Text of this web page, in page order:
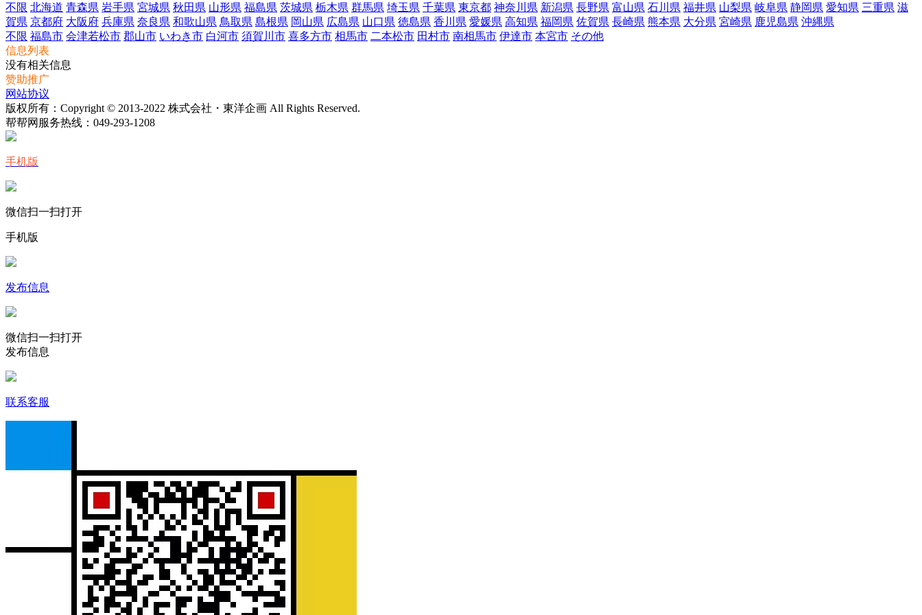
不限 北海道 青森県 岩手県 宮城県 秋田県 山形県 福島県 茨城県 栃木県 群馬県 埼玉県 千葉県 東京都 神奈川県 新潟県 長野県 富山県 石川県 福井県 山梨県 岐阜県 静岡県 愛知県 三重県 滋
賀県 京都府 大阪府 兵庫県 奈良県 和歌山県 鳥取県 島根県 岡山県 広島県 山口県 徳島県 香川県 愛媛県 高知県 福岡県 佐賀県 長崎県 熊本県 大分県 宮崎県 鹿児島県 沖縄県
不限 福島市 会津若松市 郡山市 いわき市 白河市 須賀川市 喜多方市 相馬市 二本松市 田村市 南相馬市 伊達市 本宮市 その他
信息列表
没有相关信息
赞助推广
网站协议
版权所有：Copyright © 2013-2022 株式会社・東洋企画 All Rights Reserved.
帮帮网服务热线： 049-293-1208
手机版
微信扫一扫打开
手机版
发布信息
微信扫一扫打开
发布信息
联系客服